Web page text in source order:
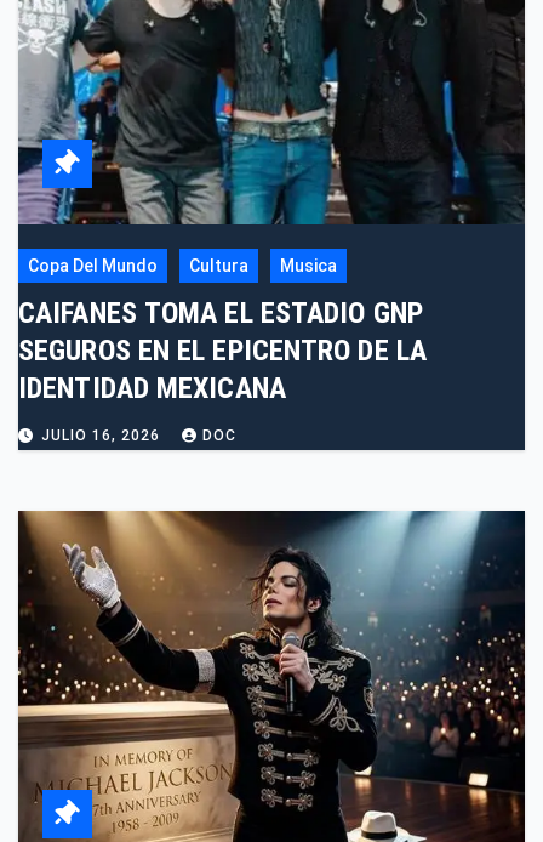
Copa Del Mundo Cultura Musica
CAIFANES TOMA EL ESTADIO GNP
SEGUROS EN EL EPICENTRO DE LA
IDENTIDAD MEXICANA
JULIO 16, 2026 DOC